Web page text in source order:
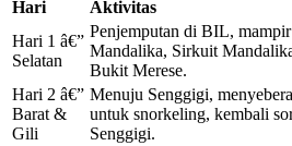
Hari
Aktivitas
Hari 1 â€”
Selatan
Penjemputan di BIL,
Mandalika, Sirkuit
Bukit Merese.
Hari 2 â€”
Barat &
Gili
Menuju Senggigi,
untuk snorkeling, kembali
Senggigi.